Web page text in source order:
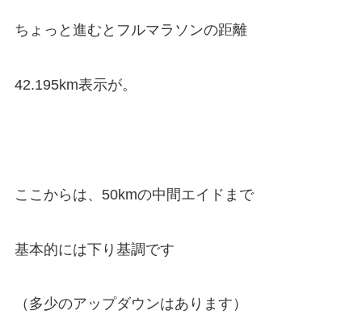
ちょっと進むとフルマラソンの距離
42.195km表示が。
ここからは、50kmの中間エイドまで
基本的には下り基調です
（多少のアップダウンはあります）